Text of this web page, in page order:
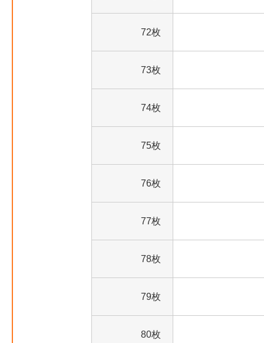
72枚
73枚
74枚
75枚
76枚
77枚
78枚
79枚
80枚